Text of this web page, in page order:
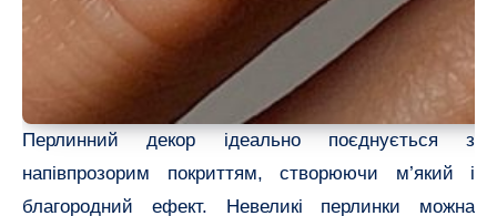
Перлинний декор ідеально поєднується з
напівпрозорим покриттям, створюючи м’який і
благородний ефект. Невеликі перлинки можна